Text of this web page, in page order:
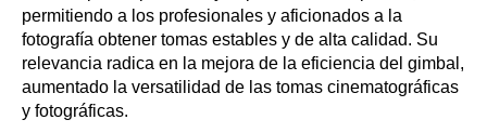
permitiendo a los profesionales y aficionados a la
fotografía obtener tomas estables y de alta calidad. Su
relevancia radica en la mejora de la eficiencia del gimbal,
aumentado la versatilidad de las tomas cinematográficas
y fotográficas.